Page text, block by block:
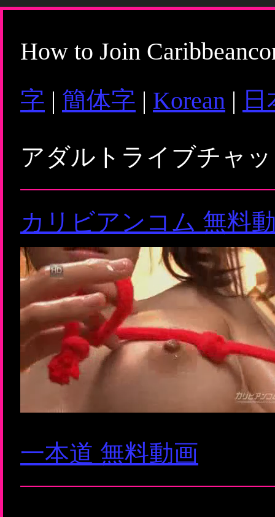
How to Join
字 | 簡体字 | Korean |
アダルトライブチャ
カリビアンコム 無料
一本道 無料動画